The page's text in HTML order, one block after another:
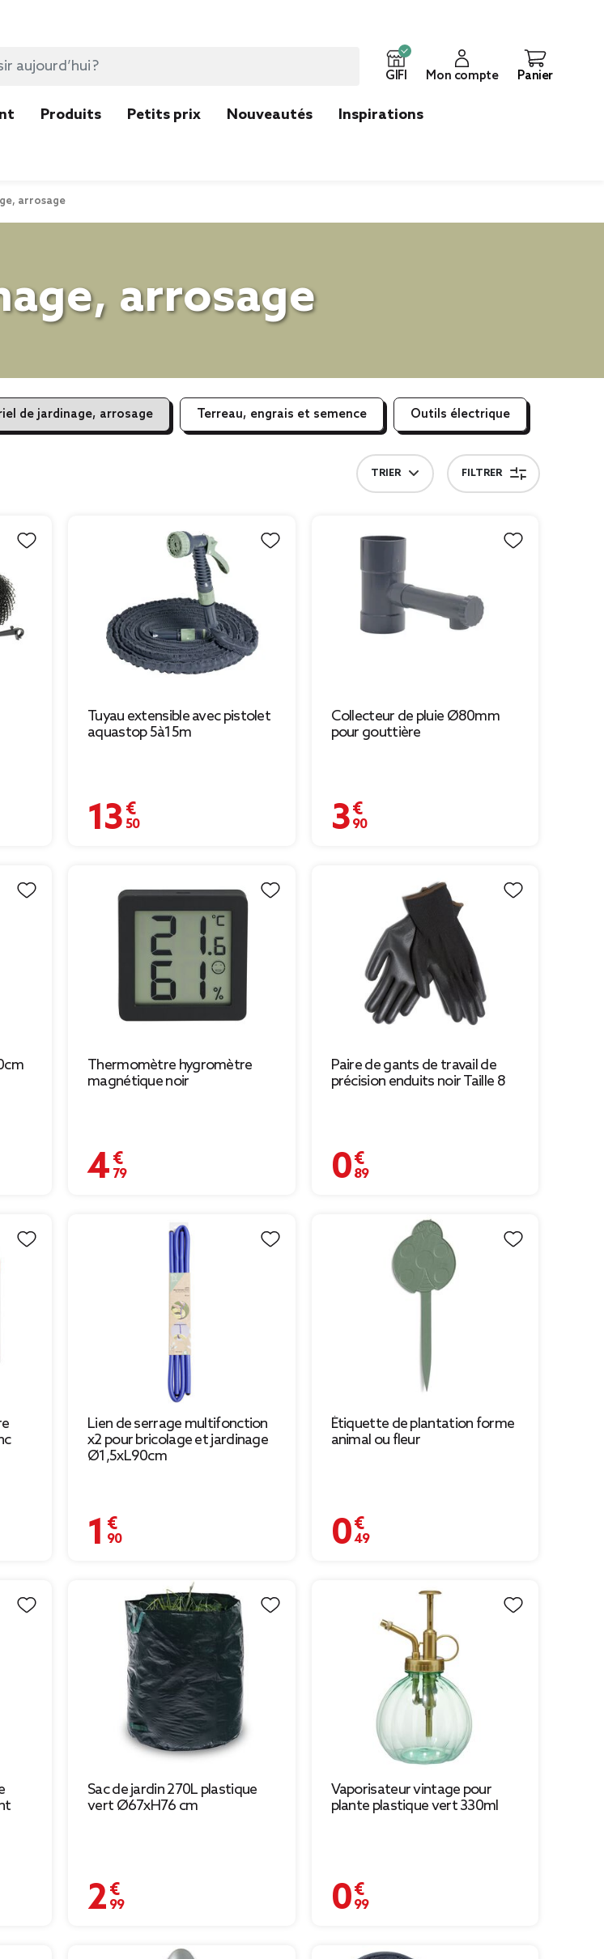
GIFI Mon compte Panier
Produits Petits prix Nouveautés Inspirations
arrosage
arrosage
de jardinage, arrosage Terreau, engrais et semence Outils électrique
TRIER FILTRER
Tuyau extensible avec pistolet
aquastop 5à15m
13,50 €
Collecteur de pluie Ø80mm
pour gouttière
3,90 €
Thermomètre hygromètre
magnétique noir
4,79 €
Paire de gants de travail de
précision enduits noir Taille 8
0,89 €
Lien de serrage multifonction
x2 pour bricolage et jardinage
Ø1,5xL90cm
1,90 €
Étiquette de plantation forme
animal ou fleur
0,49 €
Sac de jardin 270L plastique
vert Ø67xH76 cm
2,99 €
Vaporisateur vintage pour
plante plastique vert 330ml
0,99 €